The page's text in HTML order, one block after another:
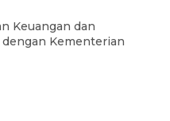
Keuangan dan
Kementerian